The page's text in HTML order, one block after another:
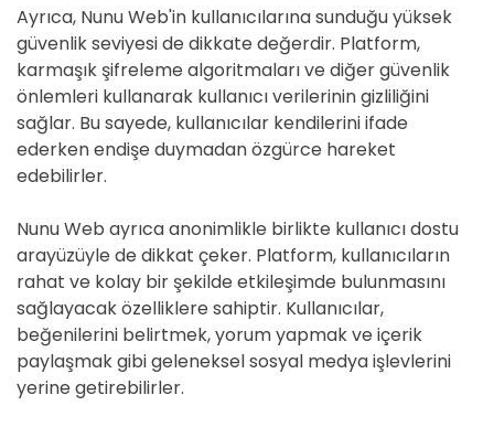
Ayrıca, Nunu Web'in kullanıcılarına sunduğu yüksek
güvenlik seviyesi de dikkate değerdir. Platform,
karmaşık şifreleme algoritmaları ve diğer güvenlik
önlemleri kullanarak kullanıcı verilerinin gizliliğini
sağlar. Bu sayede, kullanıcılar kendilerini ifade
ederken endişe duymadan özgürce hareket
edebilirler.
Nunu Web ayrıca anonimlikle birlikte kullanıcı dostu
arayüzüyle de dikkat çeker. Platform, kullanıcıların
rahat ve kolay bir şekilde etkileşimde bulunmasını
sağlayacak özelliklere sahiptir. Kullanıcılar,
beğenilerini belirtmek, yorum yapmak ve içerik
paylaşmak gibi geleneksel sosyal medya işlevlerini
yerine getirebilirler.